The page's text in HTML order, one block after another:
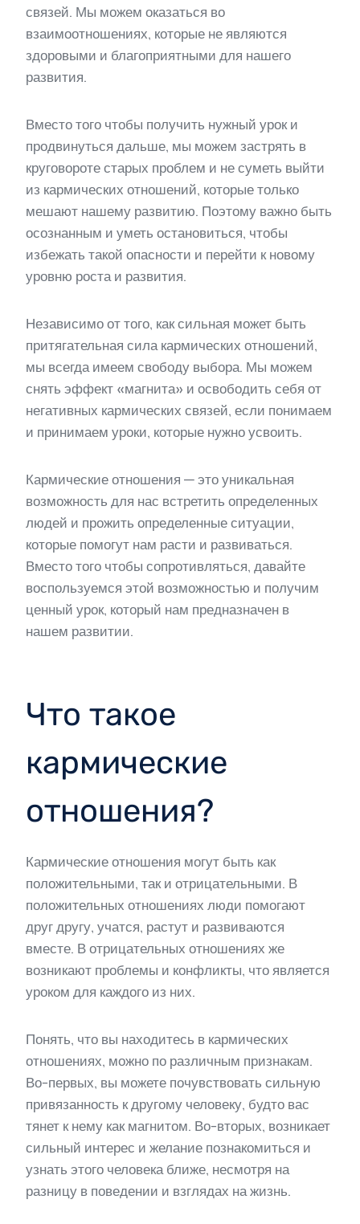
связей. Мы можем оказаться во
взаимоотношениях, которые не являются
здоровыми и благоприятными для нашего
развития.
Вместо того чтобы получить нужный урок и
продвинуться дальше, мы можем застрять в
круговороте старых проблем и не суметь выйти
из кармических отношений, которые только
мешают нашему развитию. Поэтому важно быть
осознанным и уметь остановиться, чтобы
избежать такой опасности и перейти к новому
уровню роста и развития.
Независимо от того, как сильная может быть
притягательная сила кармических отношений,
мы всегда имеем свободу выбора. Мы можем
снять эффект «магнита» и освободить себя от
негативных кармических связей, если понимаем
и принимаем уроки, которые нужно усвоить.
Кармические отношения — это уникальная
возможность для нас встретить определенных
людей и прожить определенные ситуации,
которые помогут нам расти и развиваться.
Вместо того чтобы сопротивляться, давайте
воспользуемся этой возможностью и получим
ценный урок, который нам предназначен в
нашем развитии.
Что такое
кармические
отношения?
Кармические отношения могут быть как
положительными, так и отрицательными. В
положительных отношениях люди помогают
друг другу, учатся, растут и развиваются
вместе. В отрицательных отношениях же
возникают проблемы и конфликты, что является
уроком для каждого из них.
Понять, что вы находитесь в кармических
отношениях, можно по различным признакам.
Во-первых, вы можете почувствовать сильную
привязанность к другому человеку, будто вас
тянет к нему как магнитом. Во-вторых, возникает
сильный интерес и желание познакомиться и
узнать этого человека ближе, несмотря на
разницу в поведении и взглядах на жизнь.